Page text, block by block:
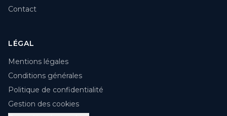
Contact
LÉGAL
Mentions légales
Conditions générales
Politique de confidentialité
Gestion des cookies